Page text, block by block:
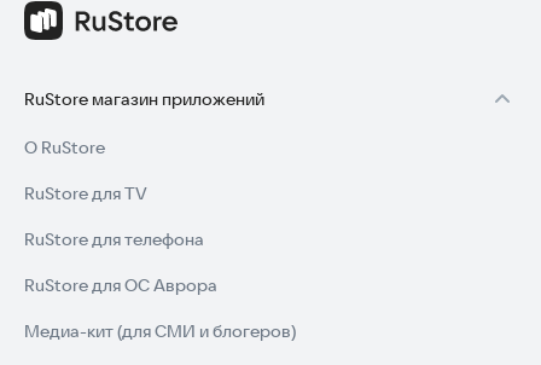
RuStore магазин приложений
О RuStore
RuStore для TV
RuStore для телефона
RuStore для ОС Аврора
Медиа-кит (для СМИ и блогеров)